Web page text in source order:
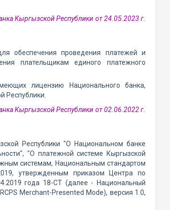
Кыргызской Республики от 24.05.2023 г.
обеспечения проведения платежей и
плательщикам единого платежного
лицензию Национального банка,
Республики.
Кыргызской Республики от 02.06.2022 г.
Республики "О Национальном банке
"О платежной системе Кыргызской
системам, Национальным стандартом
утвержденным приказом Центра по
года 18-СТ (далее - Национальный
Merchant-Presented Mode), версия 1.0,